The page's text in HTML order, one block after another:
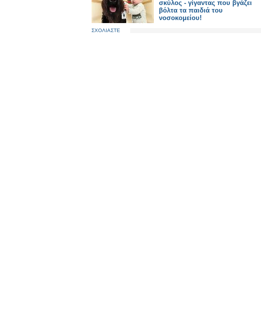
σκύλος - γίγαντας που βγάζει
βόλτα τα παιδιά του
νοσοκομείου!
ΣΧΟΛΙΑΣΤΕ